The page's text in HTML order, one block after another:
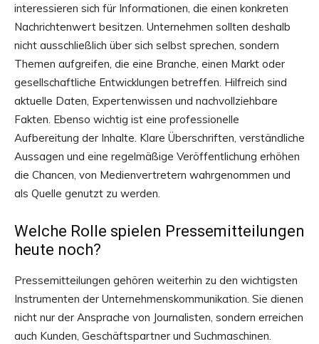
interessieren sich für Informationen, die einen konkreten
Nachrichtenwert besitzen. Unternehmen sollten deshalb
nicht ausschließlich über sich selbst sprechen, sondern
Themen aufgreifen, die eine Branche, einen Markt oder
gesellschaftliche Entwicklungen betreffen. Hilfreich sind
aktuelle Daten, Expertenwissen und nachvollziehbare
Fakten. Ebenso wichtig ist eine professionelle
Aufbereitung der Inhalte. Klare Überschriften, verständliche
Aussagen und eine regelmäßige Veröffentlichung erhöhen
die Chancen, von Medienvertretern wahrgenommen und
als Quelle genutzt zu werden.
Welche Rolle spielen Pressemitteilungen
heute noch?
Pressemitteilungen gehören weiterhin zu den wichtigsten
Instrumenten der Unternehmenskommunikation. Sie dienen
nicht nur der Ansprache von Journalisten, sondern erreichen
auch Kunden, Geschäftspartner und Suchmaschinen.